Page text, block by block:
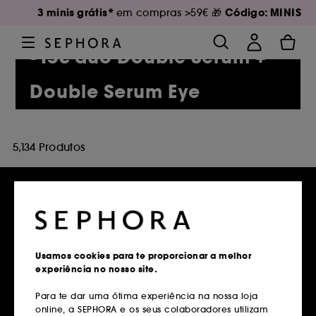
3 minis grátis* em compras >59€ 🎁 Código: MINIS
-15€ duo Double Serum +
Double Serum Eye
5,134 Produtos
em compras superiores a 39€
Devoluções
Usamos cookies para te proporcionar a melhor
experiência no nosso site.
Para te dar uma ótima experiência na nossa loja
online, a SEPHORA e os seus colaboradores utilizam